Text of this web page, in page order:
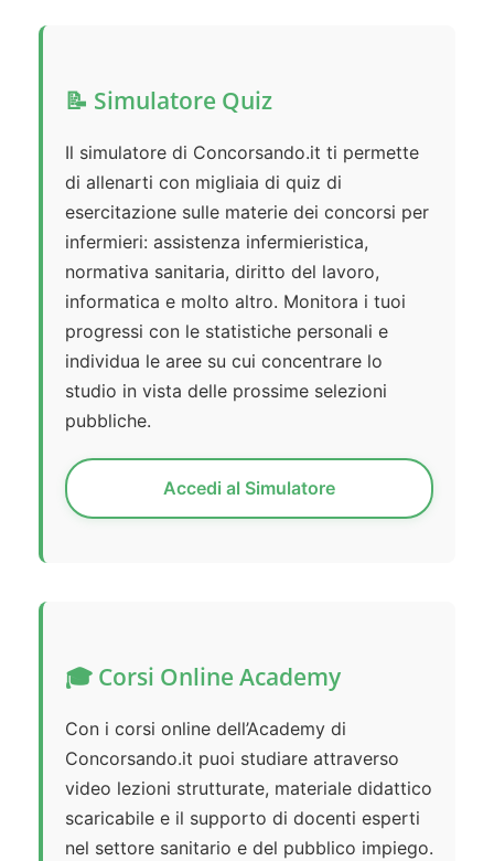
📝 Simulatore Quiz
Il simulatore di Concorsando.it ti permette
di allenarti con migliaia di quiz di
esercitazione sulle materie dei concorsi per
infermieri: assistenza infermieristica,
normativa sanitaria, diritto del lavoro,
informatica e molto altro. Monitora i tuoi
progressi con le statistiche personali e
individua le aree su cui concentrare lo
studio in vista delle prossime selezioni
pubbliche.
Accedi al Simulatore
🎓 Corsi Online Academy
Con i corsi online dell’Academy di
Concorsando.it puoi studiare attraverso
video lezioni strutturate, materiale didattico
scaricabile e il supporto di docenti esperti
nel settore sanitario e del pubblico impiego.